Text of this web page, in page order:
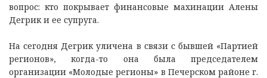
вопрос: кто покрывает финансовые махинации Алены
Дегрик и ее супруга.
На сегодня Дегрик уличена в связи с бывшей «Партией
регионов», когда-то она была председателем
организации «Молодые регионы» в Печерском районе г.